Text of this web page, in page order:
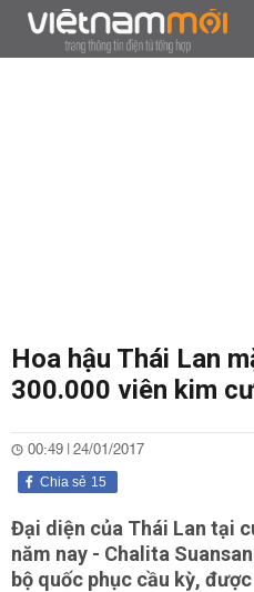
Hoa hậu Thái Lan
300.000 viên kim
00:49 | 24/01/2017
15
Chia sẻ
Đại diện của Thái Lan tại
năm nay - Chalita
bộ quốc phục cầu kỳ,